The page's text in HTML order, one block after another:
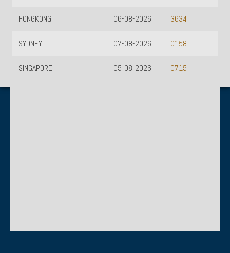
HONGKONG 3634
06-08-2026
SYDNEY 0158
07-08-2026
SINGAPORE 0715
05-08-2026